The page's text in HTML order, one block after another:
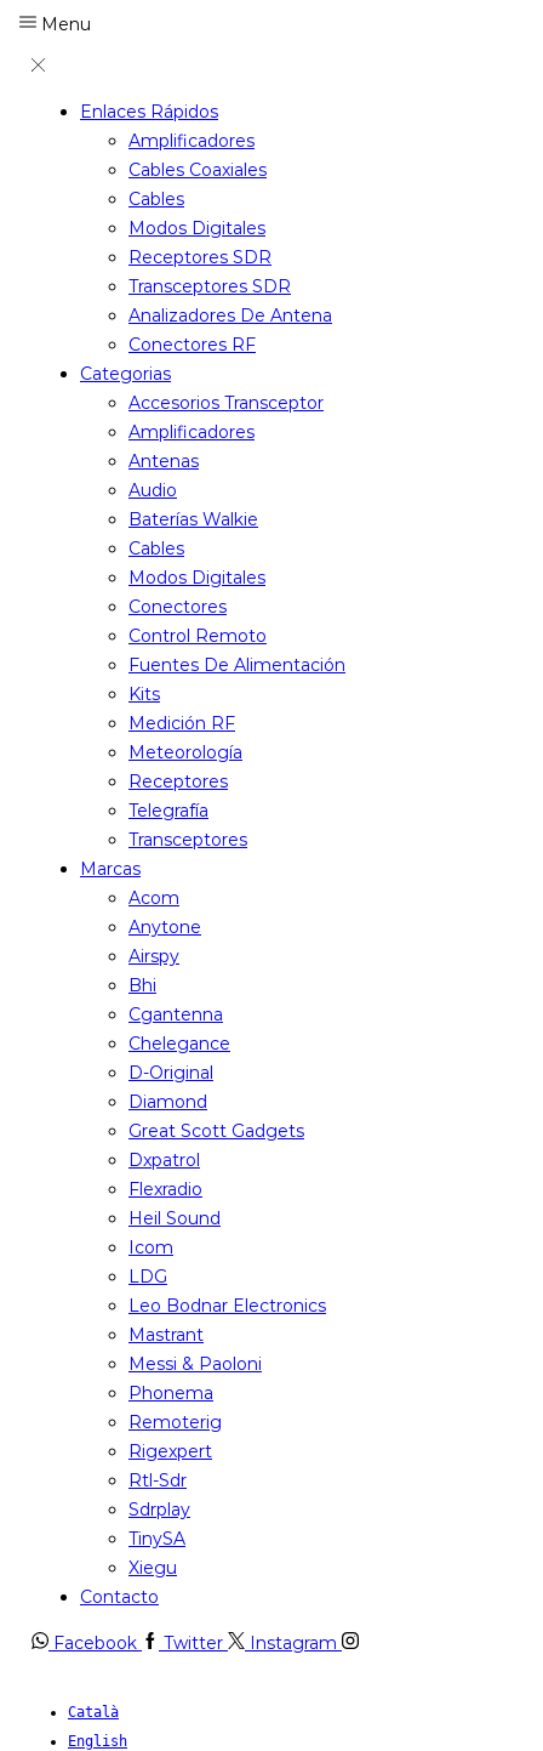
Menu
Enlaces Rápidos
Amplificadores
Cables Coaxiales
Cables
Modos Digitales
Receptores SDR
Transceptores SDR
Analizadores De Antena
Conectores RF
Categorias
Accesorios Transceptor
Amplificadores
Antenas
Audio
Baterías Walkie
Cables
Modos Digitales
Conectores
Control Remoto
Fuentes De Alimentación
Kits
Medición RF
Meteorología
Receptores
Telegrafía
Transceptores
Marcas
Acom
Anytone
Airspy
Bhi
Cgantenna
Chelegance
D-Original
Diamond
Great Scott Gadgets
Dxpatrol
Flexradio
Heil Sound
Icom
LDG
Leo Bodnar Electronics
Mastrant
Messi & Paoloni
Phonema
Remoterig
Rigexpert
Rtl-Sdr
Sdrplay
TinySA
Xiegu
Contacto
Facebook Twitter Instagram
Català
English